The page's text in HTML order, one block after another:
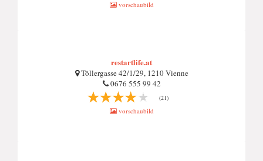
vorschaubild
restartlife.at
Töllergasse 42/1/29, 1210 Vienne
0676 555 99 42
(21)
vorschaubild